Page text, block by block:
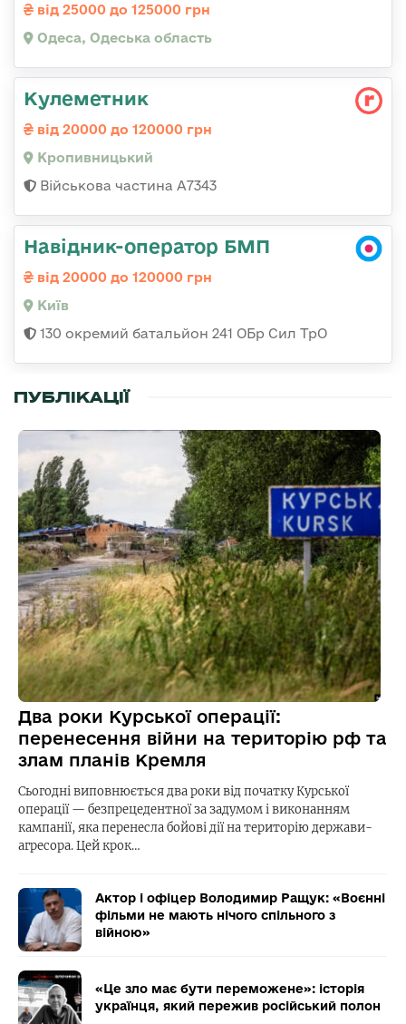
від 25000 до 125000 грн
Одеса, Одеська область
Кулеметник
від 20000 до 120000 грн
Кропивницький
Військова частина А7343
Навідник-оператор БМП
від 20000 до 120000 грн
Київ
130 окремий батальйон 241 ОБр Сил ТрО
ПУБЛІКАЦІЇ
Два роки Курської операції:
перенесення війни на територію рф та
злам планів Кремля
Сьогодні виповнюється два роки від початку Курської
операції — безпрецедентної за задумом і виконанням
кампанії, яка перенесла бойові дії на територію держави-
агресора. Цей крок…
Актор і офіцер Володимир Ращук: «Воєнні
фільми не мають нічого спільного з
війною»
«Це зло має бути переможене»: історія
українця, який пережив російський полон